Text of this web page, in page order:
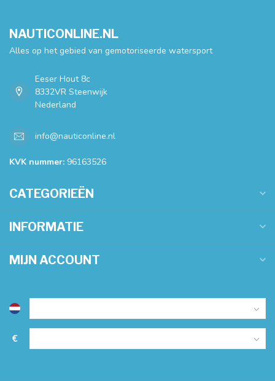
NAUTICONLINE.NL
Alles op het gebied van gemotoriseerde watersport
Eeser Hout 8c
8332VR Steenwijk
Nederland
info@nauticonline.nl
KVK nummer: 96163526
CATEGORIEËN
INFORMATIE
MIJN ACCOUNT
€